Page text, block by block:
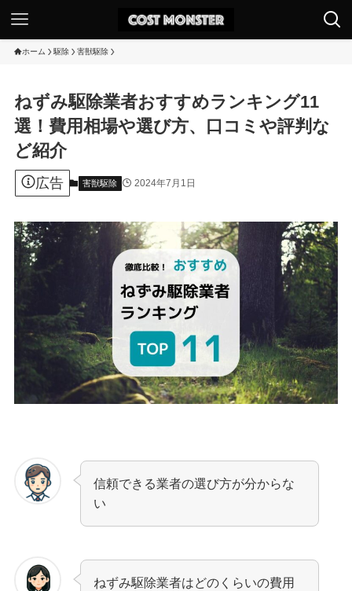
ホーム 駆除 害獣駆除
ねずみ駆除業者おすすめランキング11
選！費用相場や選び方、口コミや評判な
ど紹介
広告 害獣駆除 2024年7月1日
信頼できる業者の選び方が分からな
い
ねずみ駆除業者はどのくらいの費用